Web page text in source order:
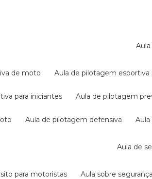
de moto aula de pilotagem
para iniciantes aula de pilotagem
aula de pilotagem defensiva
aula de
para motoristas aula sobre